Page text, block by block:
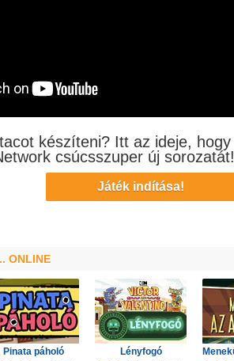
készíteni? Itt az ideje,
csúcsszuper új sorozatát!
Játék indítása!
ONLINE
Pinata páholó Lényfogó